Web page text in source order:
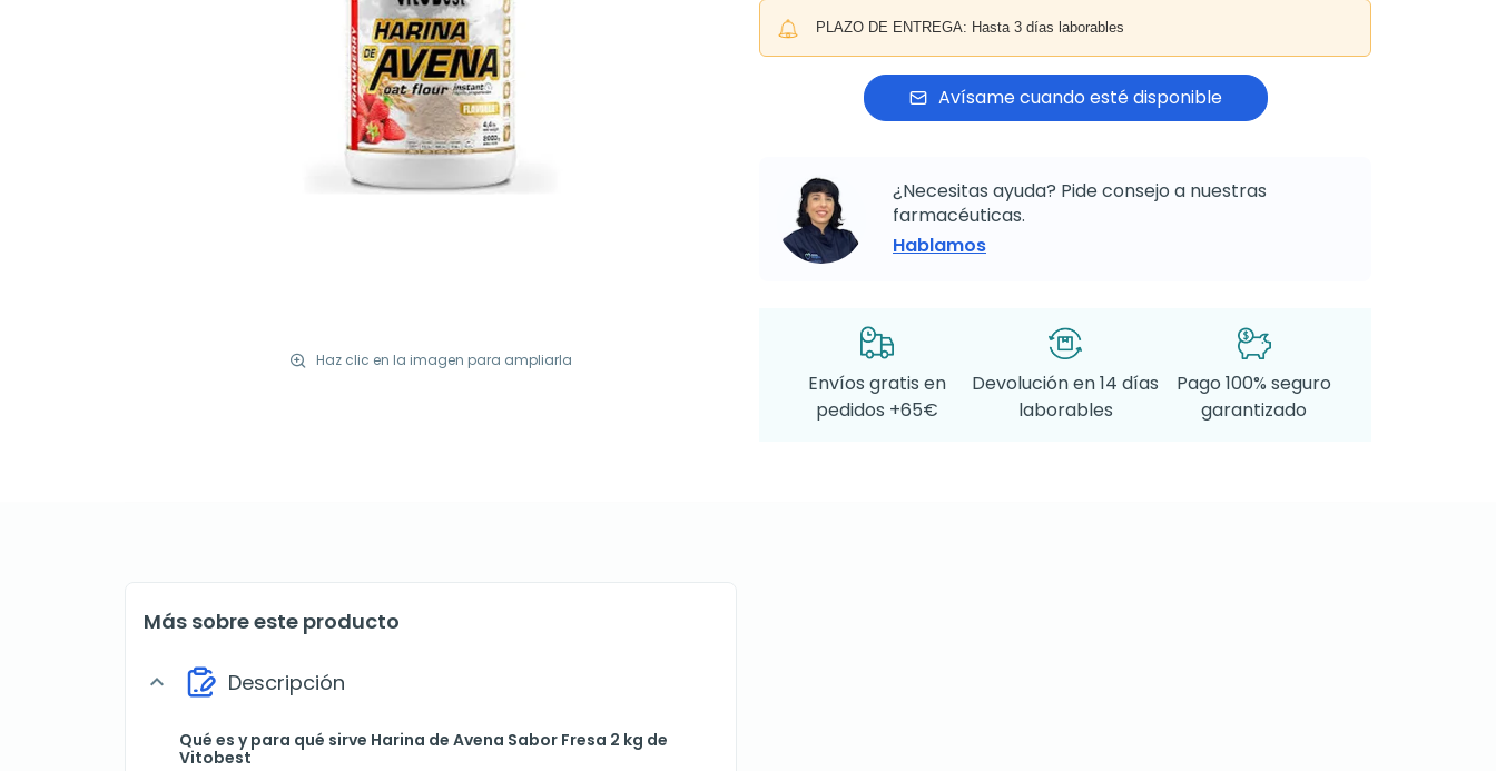
Haz clic en la imagen para ampliarla
PLAZO DE ENTREGA: Hasta 3 días laborables
Avísame cuando esté disponible
¿Necesitas ayuda? Pide consejo a nuestras
farmacéuticas.
Hablamos
Envíos gratis en
pedidos +65€
Devolución en 14 días
laborables
Pago 100% seguro
garantizado
Más sobre este producto
expand_more Descripción
Qué es y para qué sirve Harina de Avena Sabor Fresa 2 kg de
Vitobest